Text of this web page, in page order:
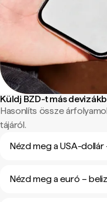
Küldj BZD-t más
Hasonlíts össze
tájáról.
Nézd meg a USA-
Nézd meg a euró –